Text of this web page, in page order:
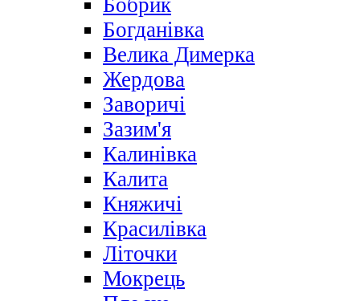
Бобрик
Богданівка
Велика Димерка
Жердова
Заворичі
Зазим'я
Калинівка
Калита
Княжичі
Красилівка
Літочки
Мокрець